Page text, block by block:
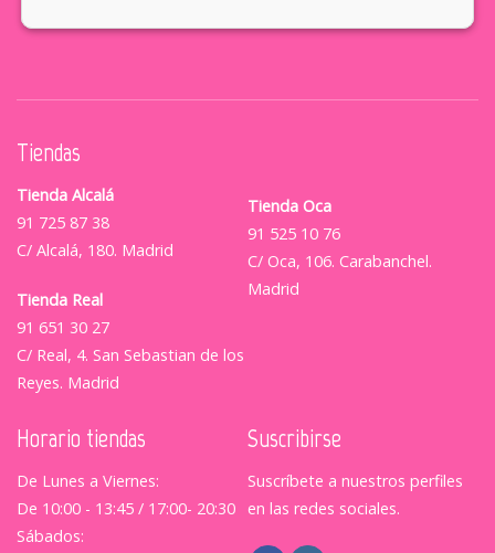
Tiendas
Tienda Alcalá
91 725 87 38
C/ Alcalá, 180. Madrid
Tienda Real
91 651 30 27
C/ Real, 4. San Sebastian de los
Reyes. Madrid
Tienda Oca
91 525 10 76
C/ Oca, 106. Carabanchel.
Madrid
Horario tiendas
De Lunes a Viernes:
De 10:00 - 13:45 / 17:00- 20:30
Sábados:
Suscribirse
Suscríbete a nuestros perfiles
en las redes sociales.